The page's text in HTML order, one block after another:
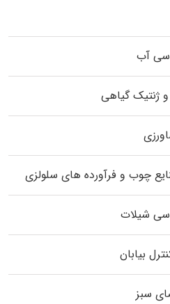
آب
و ژنتیک گیاهی
چوب و فرآورده‌ های سلولزی
شیلات
بیابان
سبز